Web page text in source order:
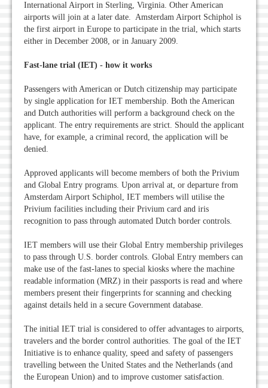
International Airport in Sterling, Virginia. Other American
airports will join at a later date. Amsterdam Airport Schiphol is
the first airport in Europe to participate in the trial, which starts
either in December 2008, or in January 2009.
Fast-lane trial (IET) - how it works
Passengers with American or Dutch citizenship may participate
by single application for IET membership. Both the American
and Dutch authorities will perform a background check on the
applicant. The entry requirements are strict. Should the applicant
have, for example, a criminal record, the application will be
denied.
Approved applicants will become members of both the Privium
and Global Entry programs. Upon arrival at, or departure from
Amsterdam Airport Schiphol, IET members will utilise the
Privium facilities including their Privium card and iris
recognition to pass through automated Dutch border controls.
IET members will use their Global Entry membership privileges
to pass through U.S. border controls. Global Entry members can
make use of the fast-lanes to special kiosks where the machine
readable information (MRZ) in their passports is read and where
members present their fingerprints for scanning and checking
against details held in a secure Government database.
The initial IET trial is considered to offer advantages to airports,
travelers and the border control authorities. The goal of the IET
Initiative is to enhance quality, speed and safety of passengers
travelling between the United States and the Netherlands (and
the European Union) and to improve customer satisfaction.